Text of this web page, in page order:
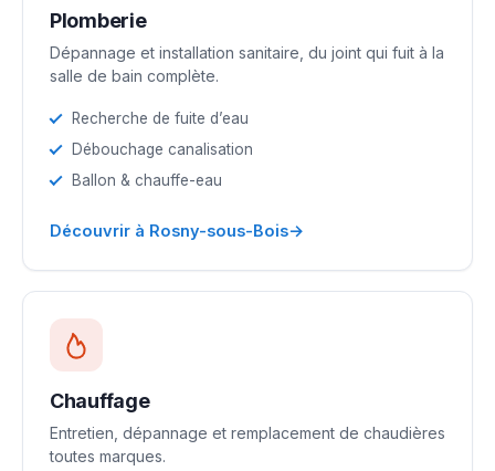
Plomberie
Dépannage et installation sanitaire, du joint qui fuit à la
salle de bain complète.
Recherche de fuite d’eau
Débouchage canalisation
Ballon & chauffe-eau
Découvrir à Rosny-sous-Bois→
Chauffage
Entretien, dépannage et remplacement de chaudières
toutes marques.